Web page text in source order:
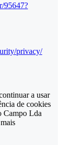
95647?
privacy/
a usar
de cookies
Campo Lda